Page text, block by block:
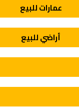
عمارات للبيع
أراضي للبيع